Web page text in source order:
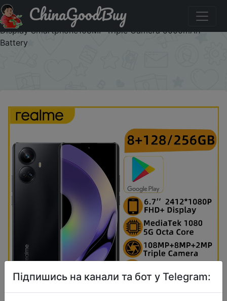
Придбати по знижці 40DEAL realme 10 Pro Plus 8GB
128GB MediaTek 1080 Mobile Phone 6.7'' Curved OLED
Display Smartphone108MP Triple Camera 5000mAh
Battery
ChinaGoodBuy
Підпишись на канали та бот у Telegram: